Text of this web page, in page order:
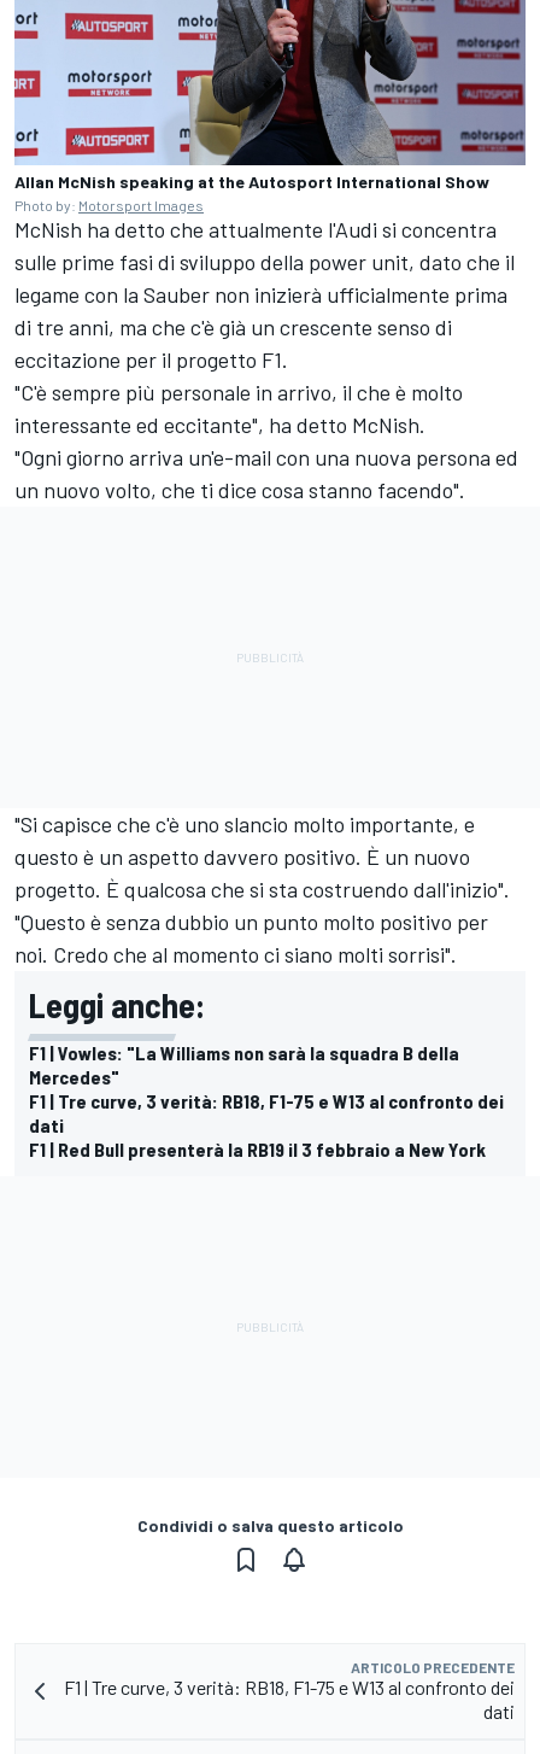
Allan McNish speaking at theAutosport International Show
Photo by: Motorsport Images
McNish ha detto che attualmente l'Audi si concentra
sulle prime fasi di sviluppo della power unit, dato che il
legame con la Sauber non inizierà ufficialmente prima
di tre anni, ma che c'è già un crescente senso di
eccitazione per il progetto F1.
"C'è sempre più personale in arrivo, il che è molto
interessante ed eccitante", ha detto McNish.
"Ogni giorno arriva un'e-mail con una nuova persona ed
un nuovo volto, che ti dice cosa stanno facendo".
"Si capisce che c'è uno slancio molto importante, e
questo è un aspetto davvero positivo. È un nuovo
progetto. È qualcosa che si sta costruendo dall'inizio".
"Questo è senza dubbio un punto molto positivo per
noi. Credo che al momento ci siano molti sorrisi".
Leggi anche:
F1 | Vowles: "La Williams non sarà la squadra B della
Mercedes"
F1 | Tre curve, 3 verità: RB18, F1-75 e W13 al confronto dei
dati
F1 | Red Bull presenterà la RB19 il 3 febbraio a New York
Condividi o salva questo articolo
ARTICOLO PRECEDENTE
F1 | Tre curve, 3 verità: RB18, F1-75 e W13 al confronto dei
dati